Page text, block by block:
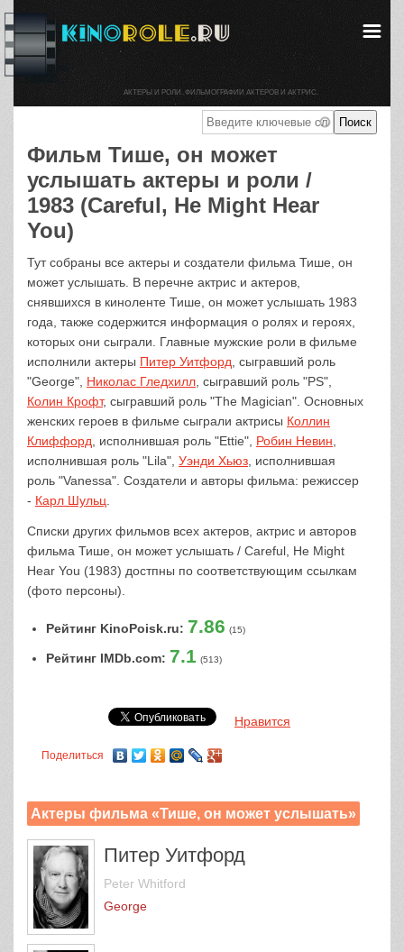
Фильм Тише, он может
услышать актеры и роли /
1983 (Careful, He Might Hear
You)
Тут собраны все актеры и создатели фильма Тише, он
может услышать. В перечне актрис и актеров,
снявшихся в киноленте Тише, он может услышать 1983
года, также содержится информация о ролях и героях,
которых они сыграли. Главные мужские роли в фильме
исполнили актеры Питер Уитфорд , сыгравший роль
"George", Николас Гледхилл , сыгравший роль "PS",
Колин Крофт, сыгравший роль "The Magician". Основных
женских героев в фильме сыграли актрисы Коллин
Клиффорд , исполнившая роль "Ettie", Робин Невин
исполнившая роль "Lila", Уэнди Хьюз , исполнившая
роль "Vanessa". Создатели и авторы фильма: режиссер
- Карл Шульц
Списки других фильмов всех актеров, актрис и авторов
фильма Тише, он может услышать / Careful, He Might
Hear You (1983) достпны по соответствующим ссылкам
(фото персоны).
Рейтинг KinoPoisk.ru: 7.86 (15)
Рейтинг IMDb.com: 7.1 (513)
Нравится
Поделиться
Актеры фильма «Тише, он может услышать»
Питер Уитфорд
Peter Whitford
George
АКТЕРЫ И РОЛИ. ФИЛЬМОГРАФИИ АКТЕРОВ И АКТРИС.